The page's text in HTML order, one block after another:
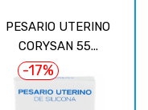
PESARIO UTERINO
CORYSAN 55...
-17%